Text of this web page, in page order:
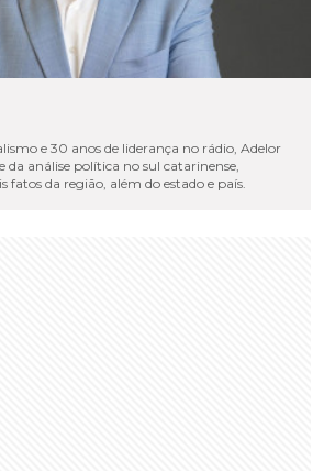
e 30 anos de liderança no rádio, Adelor
da análise política no sul catarinense,
fatos da região, além do estado e país.